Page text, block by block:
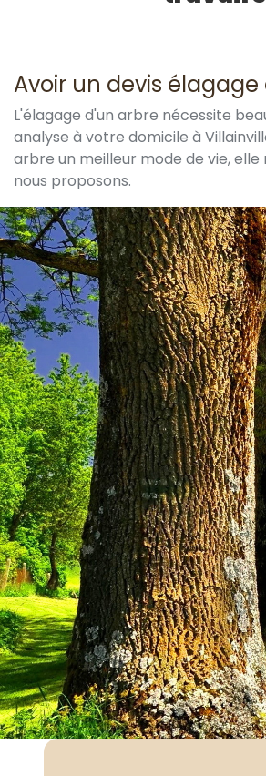
Avoir un devis
L'élagage d'un arbre nécessite
analyse à votre domicile à
arbre un meilleur mode de vie,
nous proposons.